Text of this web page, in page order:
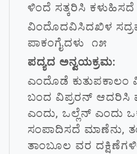
ಳಿಂದೆ ಸತ್ಕರಿಸಿ
ವಿಂದೊದವಿಸಿದಖಿಳ
ಪಾಕಂಗೈದಳು ೧೫
ಪದ್ಯದ ಅನ್ವಯಕ್ರಮ:
ಎಂದೊಡೆ
ಬಂದ ವಿಪ್ರರನ್ ಆದರಿಸಿ
ಎಂದು, ಒಲ್ಲೆನ್ ಎಂದು
ಸಂಪಾದಿಸದೆ ಮಾಣೆನು,
ತಾಂಬೂಲ ವರ